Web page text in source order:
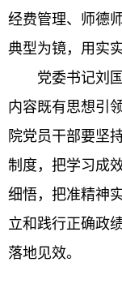
经费管理、师德
典型为镜，用实
党委书记刘
内容既有思想引
院党员干部要坚
制度，把学习成
细悟，把准精神
立和践行正确政
落地见效。